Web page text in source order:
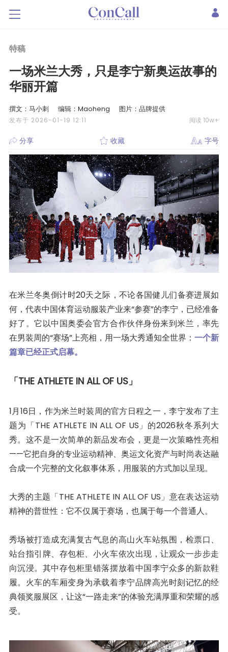
特稿
一场米兰大秀，只是李宁新奥运故事的
华丽开篇
撰文：马小刺 编辑：Maoheng 图片：品牌提供
发布于 2026-01-19 12:11 阅读 10w+
分享 收藏 字号
在米兰冬奥倒计时20天之际，不论各国健儿们备赛进展如
何，代表中国体育运动服装产业来“参赛”的李宁，已经准备
好了。它以中国奥委会官方合作伙伴身份来到米兰，率先
在男装周的“赛场”上亮相，用一场大秀通知全世界：一个新
篇章已经正式启幕。
「THE ATHLETE IN ALL OF US」
1月16日，作为米兰时装周的官方日程之一，李宁发布了主
题为「THE ATHLETE IN ALL OF US」的2026秋冬系列大
秀。这不是一次简单的新品发布会，更是一次策略性亮相
——它把自身的专业运动精神、奥运文化资产与时尚表达融
合成一个完整的文化叙事体系，用服装的方式加以呈现。
大秀的主题「THE ATHLETE IN ALL OF US」意在表达运动
精神的普世性：它不仅属于赛场，也属于每一个普通人。
秀场被打造成充满复古气息的高山火车站氛围，检票口、
站台指引牌、存包柜、小火车依次出现，让观众一步步走
向沉浸。其中存包柜里错落摆放着中国李宁众多的新款鞋
履。火车的车厢变身为承载着李宁品牌高光时刻记忆的经
典领奖服展区，让这“一路走来”的体验充满厚重和荣耀的感
受。